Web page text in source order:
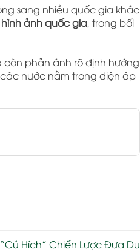
sang nhiều quốc gia khác
ảnh quốc gia, trong bối
còn phản ánh rõ định hướng
nước nằm trong diện áp
Hích” Chiến Lược Đưa Du